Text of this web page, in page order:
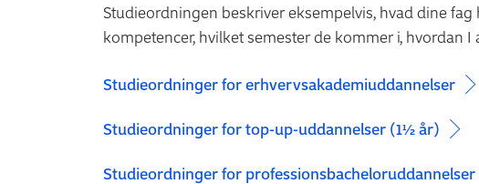
Studieordningen beskriver eksempelvis, hvad dine
kompetencer, hvilket semester de kommer i, hvordan
Studieordninger for erhvervsakademiuddannelser
Studieordninger for top-up-uddannelser (1½ år)
Studieordninger for